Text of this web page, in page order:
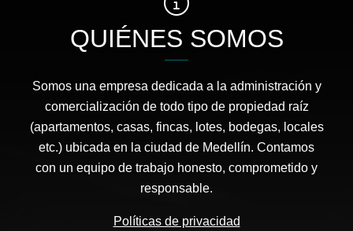
QUIÉNES SOMOS
Somos una empresa dedicada a la administración y
comercialización de todo tipo de propiedad raíz
(apartamentos, casas, fincas, lotes, bodegas, locales
etc.) ubicada en la ciudad de Medellín. Contamos
con un equipo de trabajo honesto, comprometido y
responsable.
Políticas de privacidad